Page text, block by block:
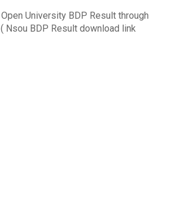
University BDP Result through
Nsou BDP Result download link